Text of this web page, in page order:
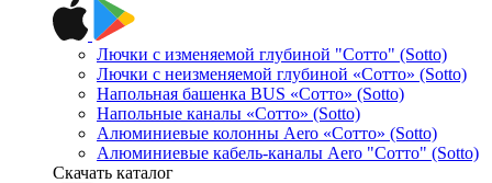
Лючки с изменяемой глубиной "Сотто" (Sotto)
Лючки с неизменяемой глубиной «Сотто» (Sotto)
Напольная башенка BUS «Сотто» (Sotto)
Напольные каналы «Сотто» (Sotto)
Алюминиевые колонны Aero «Сотто» (Sotto)
Алюминиевые кабель-каналы Aero "Сотто" (Sotto)
Скачать каталог